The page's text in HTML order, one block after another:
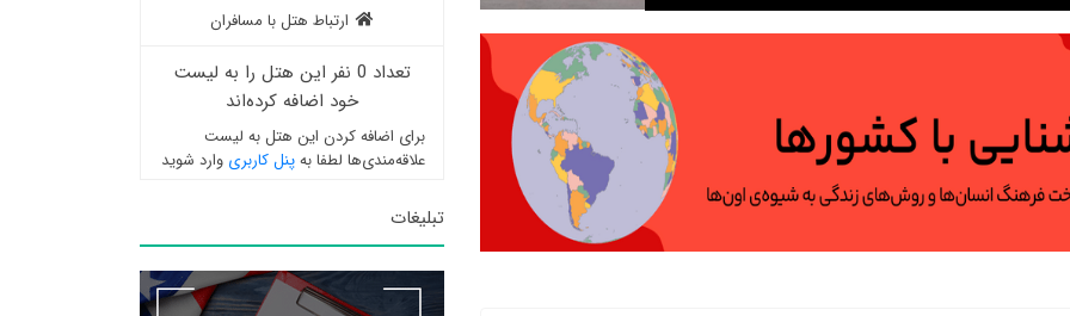
ارتباط هتل با مسافران
تعداد 0 نفر این هتل را به لیست
خود اضافه کرده‌اند
برای اضافه کردن این هتل به لیست
علاقه‌مندی‌ها لطفا بهپنل کاربری وارد شوید
تبلیغات